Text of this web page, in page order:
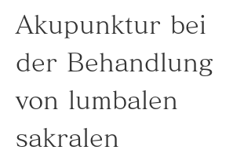
Akupunktur bei
der Behandlung
von lumbalen
sakralen